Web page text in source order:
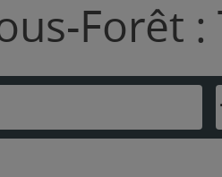
Forêt